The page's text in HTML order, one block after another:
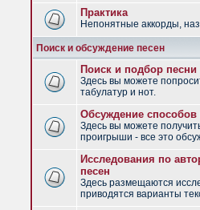
Практика
Непонятные аккорды,
Поиск и обсуждение песен
Поиск и подбор песни
Здесь вы можете
табулатур и нот.
Обсуждение способов
Здесь вы можете
проигрыши - все это
Исследования по
песен
Здесь размещаются
приводятся варианты